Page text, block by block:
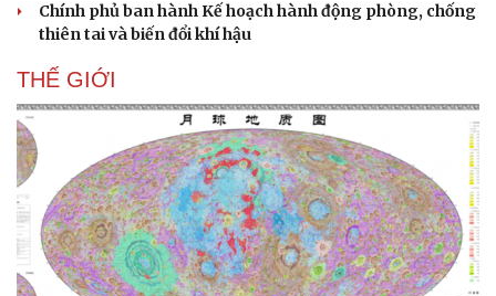
Sức khỏe
Dinh dưỡng - món ngon
Đời sống
Nhà đẹp
Chính phủ ban hành Kế hoạch hành động phòng, chống
thiên tai và biến đổi khí hậu
THẾ GIỚI